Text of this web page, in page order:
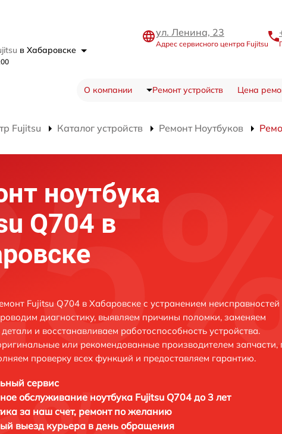
в Хабаровске
ул. Ленина, 23
Адрес сервисного центра Fujitsu
О компании Ремонт устройств Цена
Fujitsu Каталог устройств Ремонт Ноутбуков
ноутбука
Q704 в
Fujitsu Q704 в Хабаровске с устранением
диагностику, выявляем причины поломки, заменяем
и восстанавливаем работоспособность устройства.
или рекомендованные производителем запчасти,
проверку всех функций и предоставляем гарантию.
сервис
обслуживание ноутбука Fujitsu Q704 до 3 лет
за наш счет, ремонт по желанию
выезд курьера в день обращения